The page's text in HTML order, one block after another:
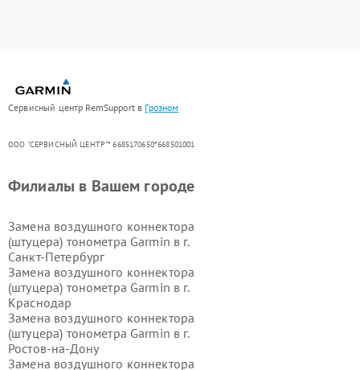
Сервисный центр RemSupport в Грозном
ООО "СЕРВИСНЫЙ ЦЕНТР"* 6685170650*668501001
Филиалы в Вашем городе
Замена воздушного коннектора
(штуцера) тонометра Garmin в г.
Санкт-Петербург
Замена воздушного коннектора
(штуцера) тонометра Garmin в г.
Краснодар
Замена воздушного коннектора
(штуцера) тонометра Garmin в г.
Ростов-на-Дону
Замена воздушного коннектора